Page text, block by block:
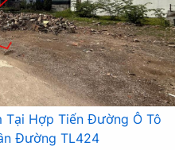
Tại Hợp Tiến Đường Ô Tô
Đường TL424